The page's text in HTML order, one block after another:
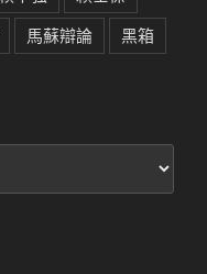
馬蘇辯論 黑箱